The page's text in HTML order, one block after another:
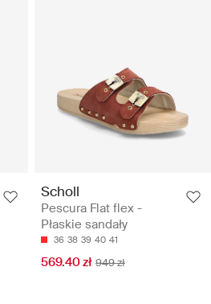
Scholl
Pescura Flat flex -
Płaskie sandały
36 38 39 40 41
569.40 zł 949 zł